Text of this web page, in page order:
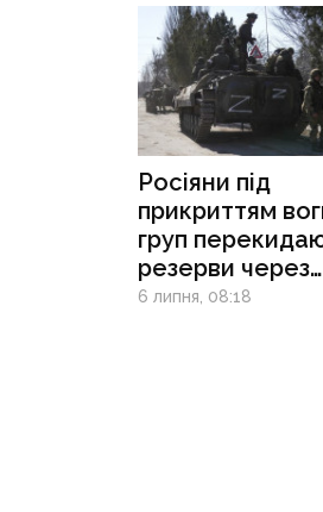
Росіяни під
прикриттям
груп
резерви через
Маріуполь на
6 липня, 08:18